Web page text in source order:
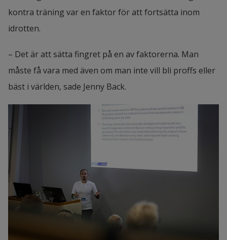
kontra träning var en faktor för att fortsätta inom
idrotten.
– Det är att sätta fingret på en av faktorerna. Man
måste få vara med även om man inte vill bli proffs eller
bäst i världen, sade Jenny Back.